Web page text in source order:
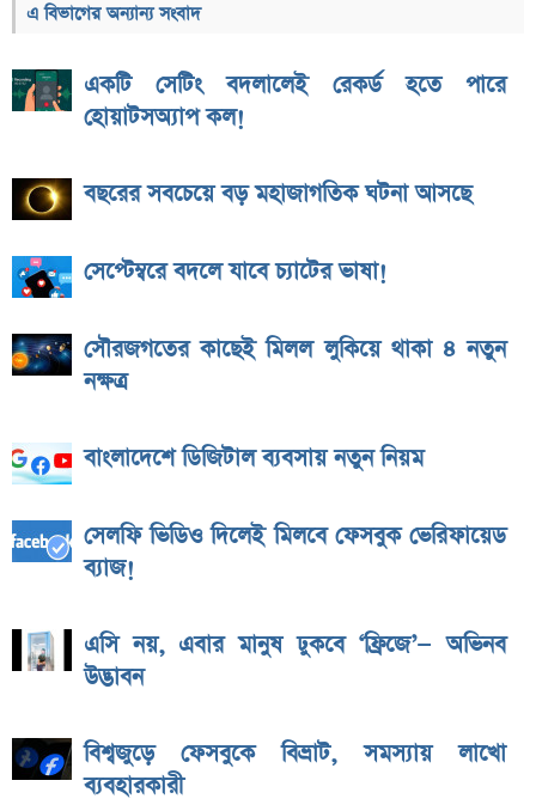
এ বিভাগের অন্যান্য সংবাদ
একটি সেটিং বদলালেই রেকর্ড হতে পারে
হোয়াটসঅ্যাপ কল!
বছরের সবচেয়ে বড় মহাজাগতিক ঘটনা আসছে
সেপ্টেম্বরে বদলে যাবে চ্যাটের ভাষা!
সৌরজগতের কাছেই মিলল লুকিয়ে থাকা ৪ নতুন
নক্ষত্র
বাংলাদেশে ডিজিটাল ব্যবসায় নতুন নিয়ম
সেলফি ভিডিও দিলেই মিলবে ফেসবুক ভেরিফায়েড
ব্যাজ!
এসি নয়, এবার মানুষ ঢুকবে ‘ফ্রিজে’— অভিনব
উদ্ভাবন
বিশ্বজুড়ে ফেসবুকে বিভ্রাট, সমস্যায় লাখো
ব্যবহারকারী